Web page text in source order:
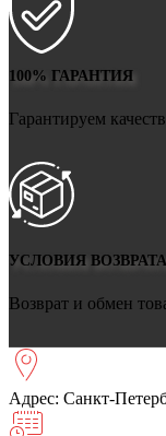
100% ГАРАНТИЯ
Гарантируем
УСЛОВИЯ ВОЗВРАТА
Возврат и обмен
Адрес: Санкт-